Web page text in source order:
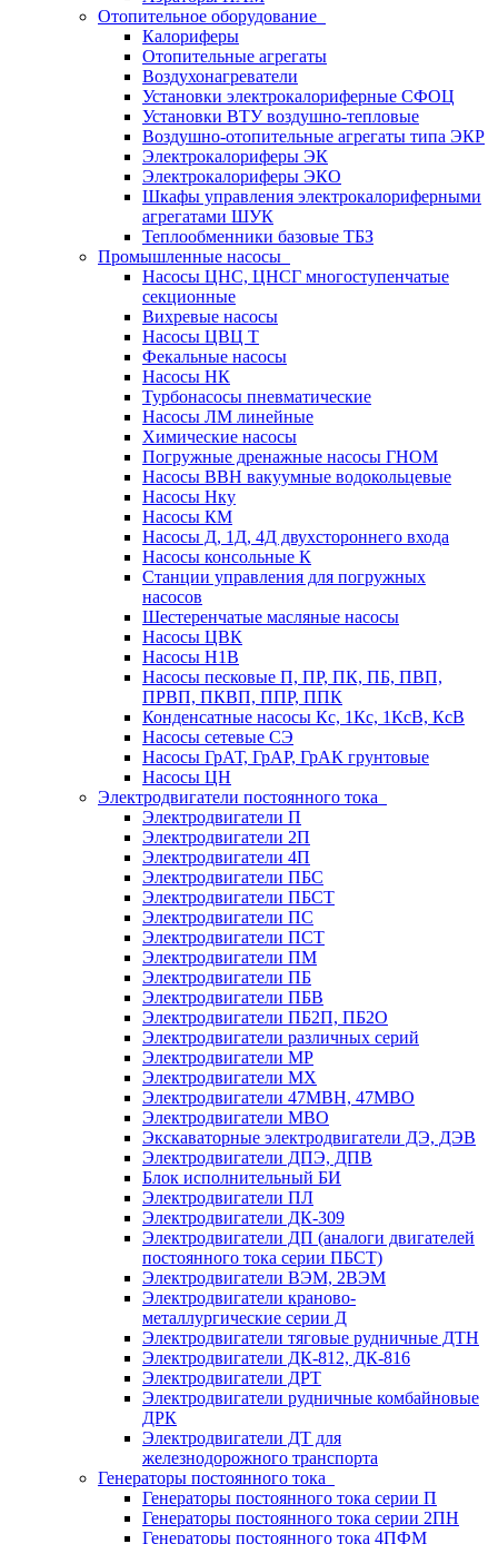
Отопительное оборудование
Калориферы
Отопительные агрегаты
Воздухонагреватели
Установки электрокалориферные СФОЦ
Установки ВТУ воздушно-тепловые
Воздушно-отопительные агрегаты типа ЭКР
Электрокалориферы ЭК
Электрокалориферы ЭКО
Шкафы управления электрокалориферными
агрегатами ШУК
Теплообменники базовые ТБЗ
Промышленные насосы
Насосы ЦНС, ЦНСГ многоступенчатые
секционные
Вихревые насосы
Насосы ЦВЦ Т
Фекальные насосы
Насосы НК
Турбонасосы пневматические
Насосы ЛМ линейные
Химические насосы
Погружные дренажные насосы ГНОМ
Насосы ВВН вакуумные водокольцевые
Насосы Нку
Насосы КМ
Насосы Д, 1Д, 4Д двухстороннего входа
Насосы консольные К
Станции управления для погружных
насосов
Шестеренчатые масляные насосы
Насосы ЦВК
Насосы Н1В
Насосы песковые П, ПР, ПК, ПБ, ПВП,
ПРВП, ПКВП, ППР, ППК
Конденсатные насосы Кс, 1Кс, 1КсВ, КсВ
Насосы сетевые СЭ
Насосы ГрАТ, ГрАР, ГрАК грунтовые
Насосы ЦН
Электродвигатели постоянного тока
Электродвигатели П
Электродвигатели 2П
Электродвигатели 4П
Электродвигатели ПБС
Электродвигатели ПБСТ
Электродвигатели ПС
Электродвигатели ПСТ
Электродвигатели ПМ
Электродвигатели ПБ
Электродвигатели ПБВ
Электродвигатели ПБ2П, ПБ2О
Электродвигатели различных серий
Электродвигатели МР
Электродвигатели MX
Электродвигатели 47MBH, 47МВО
Электродвигатели MBO
Экскаваторные электродвигатели ДЭ, ДЭВ
Электродвигатели ДПЭ, ДПВ
Блок исполнительный БИ
Электродвигатели ПЛ
Электродвигатели ДК-309
Электродвигатели ДП (аналоги двигателей
постоянного тока серии ПБСТ)
Электродвигатели ВЭМ, 2ВЭМ
Электродвигатели краново-
металлургические серии Д
Электродвигатели тяговые рудничные ДТН
Электродвигатели ДК-812, ДК-816
Электродвигатели ДРТ
Электродвигатели рудничные комбайновые
ДРК
Электродвигатели ДТ для
железнодорожного транспорта
Генераторы постоянного тока
Генераторы постоянного тока серии П
Генераторы постоянного тока серии 2ПН
Генераторы постоянного тока 4ПФМ